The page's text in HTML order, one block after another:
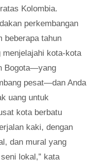
Kolombia.
perkembangan
beberapa tahun
menjelajahi kota-kota
Bogota—yang
pesat—dan Anda
uang untuk
kota berbatu
kaki, dengan
dan mural yang
lokal,” kata